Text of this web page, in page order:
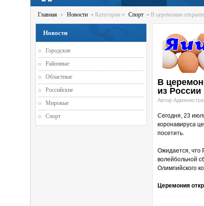
Главная Новости Категории Спорт В церемонии
В
из России
Автор
Сегодня, 23
коронавируса
посетить.
Ожидается, что
волейбольной
Олимпийского
Церемония
Новости
Городские
Районные
Областные
Российские
Мировые
Спорт